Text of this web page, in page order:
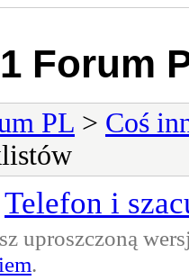
Forum
PL > Coś
Telefon i
uproszczoną
.